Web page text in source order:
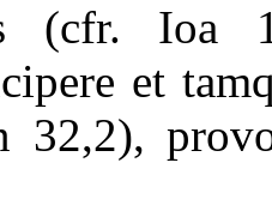
(cfr. Ioa
et
32,2),